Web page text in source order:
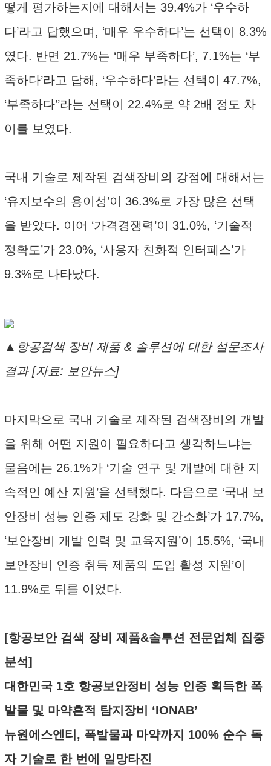
떻게 평가하는지에 대해서는 39.4%가 ‘우수하
다’라고 답했으며, ‘매우 우수하다’는 선택이 8.3%
였다. 반면 21.7%는 ‘매우 부족하다’, 7.1%는 ‘부
족하다’라고 답해, ‘우수하다’라는 선택이 47.7%,
‘부족하다’’라는 선택이 22.4%로 약 2배 정도 차
이를 보였다.
국내 기술로 제작된 검색장비의 강점에 대해서는
‘유지보수의 용이성’이 36.3%로 가장 많은 선택
을 받았다. 이어 ‘가격경쟁력’이 31.0%, ‘기술적
정확도’가 23.0%, ‘사용자 친화적 인터페스’가
9.3%로 나타났다.
▲항공검색 장비 제품 & 솔루션에 대한 설문조사
결과 [자료: 보안뉴스]
마지막으로 국내 기술로 제작된 검색장비의 개발
을 위해 어떤 지원이 필요하다고 생각하느냐는
물음에는 26.1%가 ‘기술 연구 및 개발에 대한 지
속적인 예산 지원’을 선택했다. 다음으로 ‘국내 보
안장비 성능 인증 제도 강화 및 간소화’가 17.7%,
‘보안장비 개발 인력 및 교육지원’이 15.5%, ‘국내
보안장비 인증 취득 제품의 도입 활성 지원’이
11.9%로 뒤를 이었다.
[항공보안 검색 장비 제품&솔루션 전문업체 집중
분석]
대한민국 1호 항공보안정비 성능 인증 획득한 폭
발물 및 마약흔적 탐지장비 ‘IONAB’
뉴원에스엔티, 폭발물과 마약까지 100% 순수 독
자 기술로 한 번에 일망타진